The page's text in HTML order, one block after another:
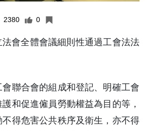
2380 0
會全體會議細則性通過工會法法
聯合會的組成和登記、明確工會
和促進僱員勞動權益為目的等，
不得危害公共秩序及衛生，亦不得